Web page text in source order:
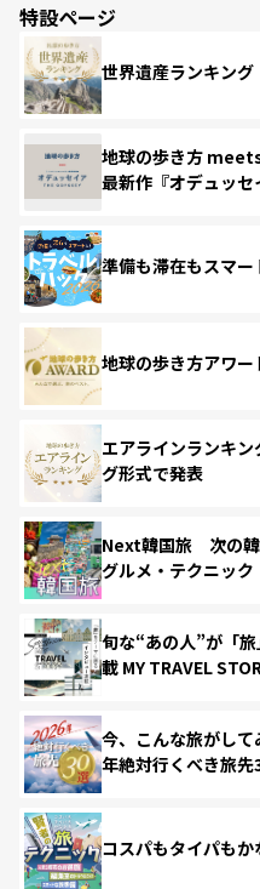
特設ページ
世界遺産ランキング
地球の歩き方
最新作『オデュッセ
準備も滞在もスマ
地球の歩き方アワ
エアラインランキ
グ形式で発表
Next韓国旅 次の韓
グルメ・テクニック
旬な“あの人”が「
載 MY TRAVEL
今、こんな旅がし
年絶対行くべき旅先
コスパもタイパも